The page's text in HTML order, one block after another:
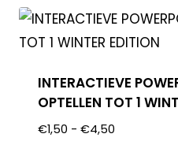
INTERACTIEVE
OPTELLEN TOT 1
€1,50 - €4,50